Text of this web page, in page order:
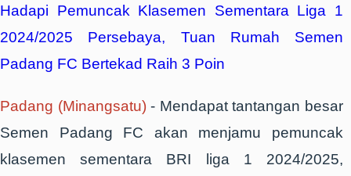
Hadapi Pemuncak Klasemen Sementara Liga 1
2024/2025 Persebaya, Tuan Rumah Semen
Padang FC Bertekad Raih 3 Poin
Padang (Minangsatu)- Mendapat tantangan besar
Semen Padang FC akan menjamu pemuncak
klasemen sementara BRI liga 1 2024/2025,